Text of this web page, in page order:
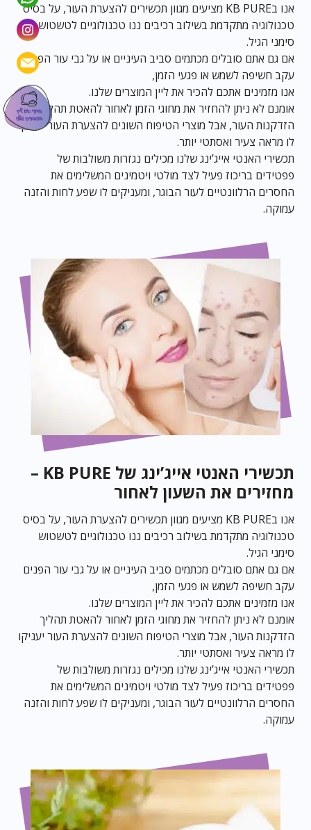
אנו בKB PURE מציעים מגוון תכשירים להצערת העור, על בסיס
טכנולוגיה מתקדמת בשילוב רכיבים ננו טכנולוגיים לטשטוש
סימני הגיל.
אם גם אתם סובלים מכתמים סביב העיניים או על גבי עור הפנים
עקב חשיפה לשמש או פגעי הזמן,
אנו מזמינים אתכם להכיר את ליין המוצרים שלנו.
אומנם לא ניתן להחזיר את מחוגי הזמן לאחור להאטת תהליך
הזדקנות העור, אבל מוצרי הטיפוח השונים להצערת העור יעניקו
לו מראה צעיר ואסתטי יותר.
תכשירי האנטי אייג’ינג שלנו מכילים נגזרות משולבות של
פפטידים בריכוז פעיל לצד מולטי ויטמינים המשלימים את
החסרים הרלוונטיים לעור הבוגר, ומעניקים לו שפע לחות והזנה
עמוקה.
תכשירי האנטי אייג’ינג של KB PURE –
מחזירים את השעון לאחור
אנו בKB PURE מציעים מגוון תכשירים להצערת העור, על בסיס
טכנולוגיה מתקדמת בשילוב רכיבים ננו טכנולוגיים לטשטוש
סימני הגיל.
אם גם אתם סובלים מכתמים סביב העיניים או על גבי עור הפנים
עקב חשיפה לשמש או פגעי הזמן,
אנו מזמינים אתכם להכיר את ליין המוצרים שלנו.
אומנם לא ניתן להחזיר את מחוגי הזמן לאחור להאטת תהליך
הזדקנות העור, אבל מוצרי הטיפוח השונים להצערת העור יעניקו
לו מראה צעיר ואסתטי יותר.
תכשירי האנטי אייג’ינג שלנו מכילים נגזרות משולבות של
פפטידים בריכוז פעיל לצד מולטי ויטמינים המשלימים את
החסרים הרלוונטיים לעור הבוגר, ומעניקים לו שפע לחות והזנה
עמוקה.